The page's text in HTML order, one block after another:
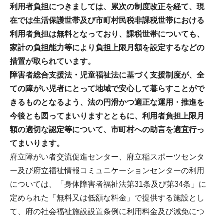
利用者負担につきましては、累次の制度改正を経て、現
在では生活保護世帯及び市町村民税非課税世帯における
利用者負担は無料となっており、課税世帯についても、
家計の負担能力等により負担上限月額を設定するなどの
措置が取られています。
障害者総合支援法・児童福祉法に基づく支援制度が、全
ての障がい児者にとって地域で安心して暮らすことがで
きるものとなるよう、法の円滑かつ適正な運用・推進を
今後とも図ってまいりますとともに、利用者負担上限月
額の適切な認定等について、市町村への助言を適宜行っ
てまいります。
府立障がい者交流促進センター、府立稲スポーツセンタ
ー及び府立福祉情報コミュニケーションセンターの利用
については、「身体障害者福祉法第31条及び第34条」に
定められた「無料又は低額な料金」で提供する施設とし
て、府の社会福祉施設設置条例に利用料金及び減免につ